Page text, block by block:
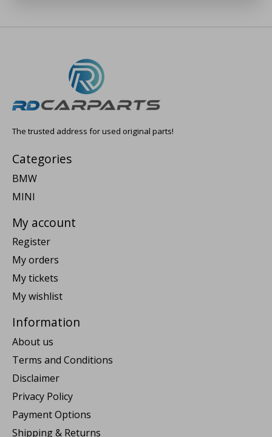
The trusted address for used original parts!
Categories
BMW
MINI
My account
Register
My orders
My tickets
My wishlist
Information
About us
Terms and Conditions
Disclaimer
Privacy Policy
Payment Options
Shipping & Returns